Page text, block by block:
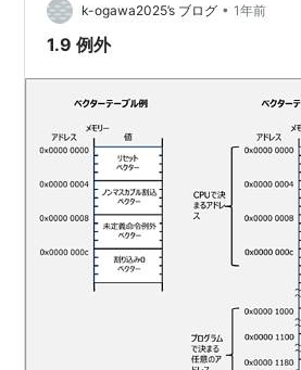
性」に着目した示唆的な比喩です。
デルについて解説します。1. 西側先
k-ogawa2025’s ブログ • 1年前
1.9 例外